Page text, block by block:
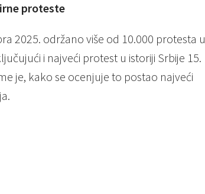
proteste
2025. održano više od 10.000 protesta u
i najveći protest u istoriji Srbije 15.
je, kako se ocenjuje to postao najveći